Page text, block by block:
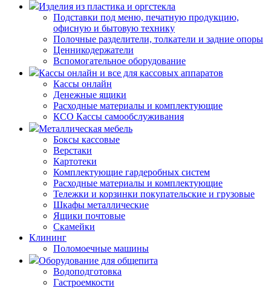
Изделия из пластика и оргстекла
Подставки под меню, печатную продукцию,
офисную и бытовую технику
Полочные разделители, толкатели и задние опоры
Ценникодержатели
Вспомогательное оборудование
Кассы онлайн и все для кассовых аппаратов
Кассы онлайн
Денежные ящики
Расходные материалы и комплектующие
КСО Кассы самообслуживания
Металлическая мебель
Боксы кассовые
Верстаки
Картотеки
Комплектующие гардеробных систем
Расходные материалы и комплектующие
Тележки и корзинки покупательские и грузовые
Шкафы металлические
Ящики почтовые
Скамейки
Клининг
Поломоечные машины
Оборудование для общепита
Водоподготовка
Гастроемкости